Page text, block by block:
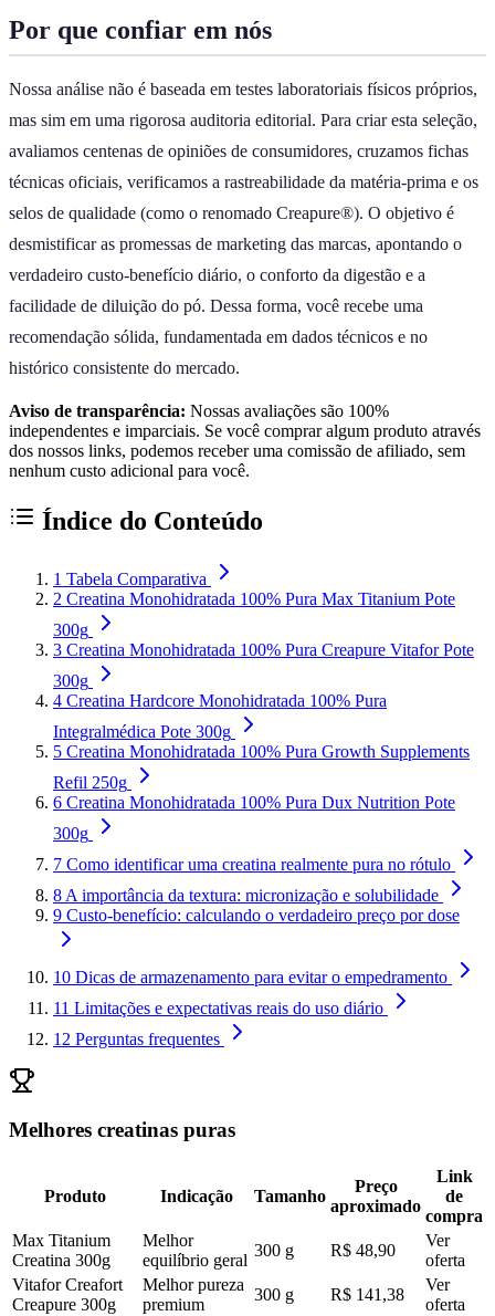
Por que confiar em nós
Nossa análise não é baseada em testes laboratoriais físicos próprios,
mas sim em uma rigorosa auditoria editorial. Para criar esta seleção,
avaliamos centenas de opiniões de consumidores, cruzamos fichas
técnicas oficiais, verificamos a rastreabilidade da matéria-prima e os
selos de qualidade (como o renomado Creapure®). O objetivo é
desmistificar as promessas de marketing das marcas, apontando o
verdadeiro custo-benefício diário, o conforto da digestão e a
facilidade de diluição do pó. Dessa forma, você recebe uma
recomendação sólida, fundamentada em dados técnicos e no
histórico consistente do mercado.
Aviso de transparência: Nossas avaliações são 100%
independentes e imparciais. Se você comprar algum produto através
dos nossos links, podemos receber uma comissão de afiliado, sem
nenhum custo adicional para você.
Índice do Conteúdo
1 Tabela Comparativa
2 Creatina Monohidratada 100% Pura Max Titanium Pote
300g
3 Creatina Monohidratada 100% Pura Creapure Vitafor Pote
300g
4 Creatina Hardcore Monohidratada 100% Pura
Integralmédica Pote 300g
5 Creatina Monohidratada 100% Pura Growth Supplements
Refil 250g
6 Creatina Monohidratada 100% Pura Dux Nutrition Pote
300g
7 Como identificar uma creatina realmente pura no rótulo
8 A importância da textura: micronização e solubilidade
9 Custo-benefício: calculando o verdadeiro preço por dose
10 Dicas de armazenamento para evitar o empedramento
11 Limitações e expectativas reais do uso diário
12 Perguntas frequentes
Melhores creatinas puras
Produto Indicação Tamanho
Preço
aproximado
Link
de
compra
Max Titanium
Creatina 300g
Melhor
equilíbrio geral
300 g R$ 48,90
Ver
oferta
Vitafor Creafort
Creapure 300g
Melhor pureza
premium
300 g R$ 141,38
Ver
oferta